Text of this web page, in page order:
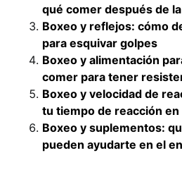
qué comer después de
Boxeo y reflejos: cómo
para esquivar golpes
Boxeo y alimentación
comer para tener
Boxeo y velocidad de
tu tiempo de reacción en
Boxeo y suplementos:
pueden ayudarte en el